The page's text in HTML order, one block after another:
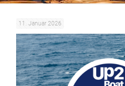
11. Januar 2026